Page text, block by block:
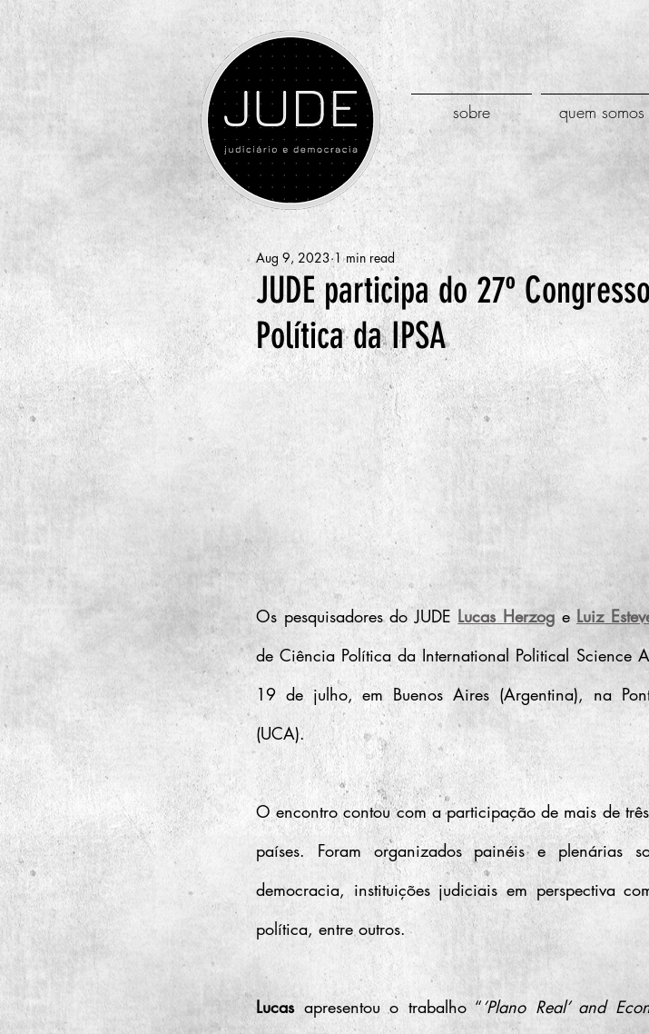
sobre quem somos
JUDE participa do 27º
Política da IPSA
Aug 9, 2023 1 min read
Os pesquisadores do JUDE Lucas Herzog e Luiz
de Ciência Política da International Political Science
19 de julho, em Buenos Aires (Argentina), na
(UCA).
O encontro contou com a participação de mais de
países. Foram organizados painéis e plenárias
democracia, instituições judiciais em perspectiva
política, entre outros.
Lucas apresentou o trabalho “’Plano Real’ and